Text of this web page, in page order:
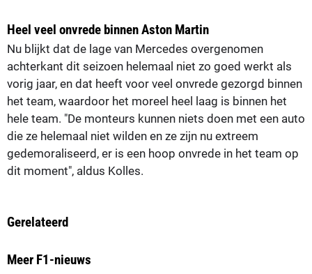
Heel veel onvrede binnen Aston Martin
Nu blijkt dat de lage van Mercedes overgenomen
achterkant dit seizoen helemaal niet zo goed werkt als
vorig jaar, en dat heeft voor veel onvrede gezorgd binnen
het team, waardoor het moreel heel laag is binnen het
hele team. "De monteurs kunnen niets doen met een auto
die ze helemaal niet wilden en ze zijn nu extreem
gedemoraliseerd, er is een hoop onvrede in het team op
dit moment", aldus Kolles.
Gerelateerd
Meer F1-nieuws